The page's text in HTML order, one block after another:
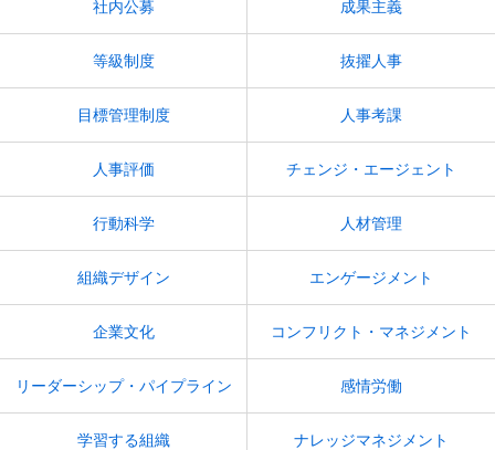
社内公募 成果主義
等級制度 抜擢人事
目標管理制度 人事考課
人事評価 チェンジ・エージェント
行動科学 人材管理
組織デザイン エンゲージメント
企業文化 コンフリクト・マネジメント
リーダーシップ・パイプライン 感情労働
学習する組織 ナレッジマネジメント